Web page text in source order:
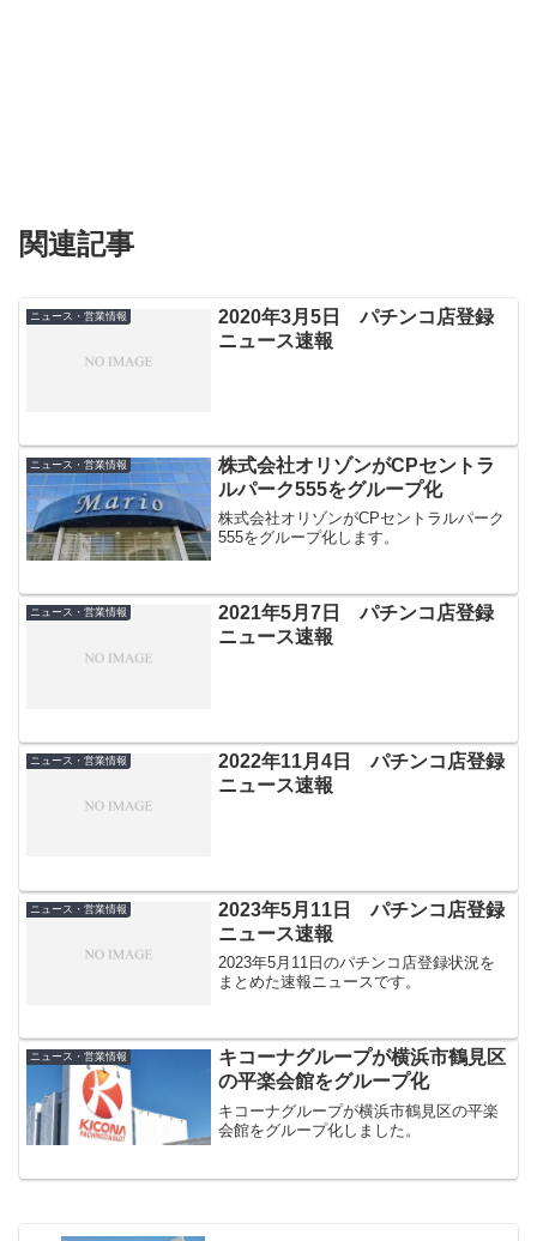
関連記事
ニュース・営業情報
2020年3月5日 パチンコ店登録
ニュース速報
ニュース・営業情報
株式会社オリゾンがCPセントラ
ルパーク555をグループ化
株式会社オリゾンがCPセントラルパーク
555をグループ化します。
ニュース・営業情報
2021年5月7日 パチンコ店登録
ニュース速報
ニュース・営業情報
2022年11月4日 パチンコ店登録
ニュース速報
ニュース・営業情報
2023年5月11日 パチンコ店登録
ニュース速報
2023年5月11日のパチンコ店登録状況を
まとめた速報ニュースです。
ニュース・営業情報
キコーナグループが横浜市鶴見区
の平楽会館をグループ化
キコーナグループが横浜市鶴見区の平楽
会館をグループ化しました。